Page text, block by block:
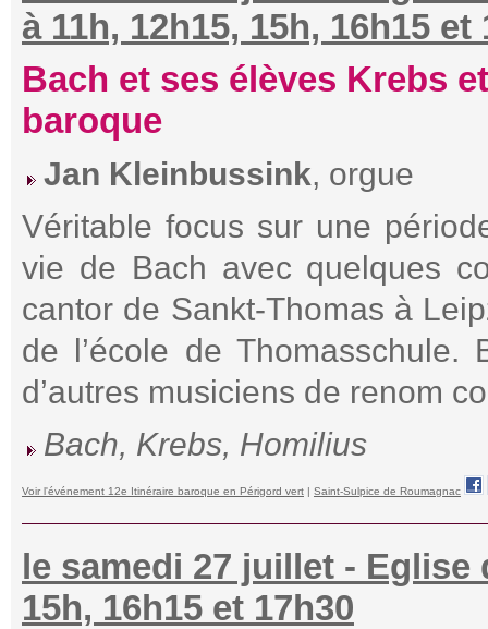
à 11h, 12h15, 15h, 16h15 et
Bach et ses élèves Krebs
baroque
Jan Kleinbussink, orgue
Véritable focus sur une
vie de Bach avec quelques
cantor de Sankt-Thomas à
de l’école de Thomasschule.
d’autres musiciens de renom
Bach, Krebs, Homilius
Voir l'événement 12e Itinéraire baroque en Périgord vert | Saint-Sulpice de Roumagnac
le samedi 27 juillet - Eglise
15h, 16h15 et 17h30